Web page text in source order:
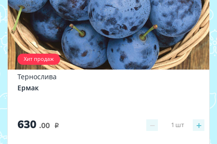
Хит продаж
Тернослива
Ермак
630 .00 i − +
1 шт